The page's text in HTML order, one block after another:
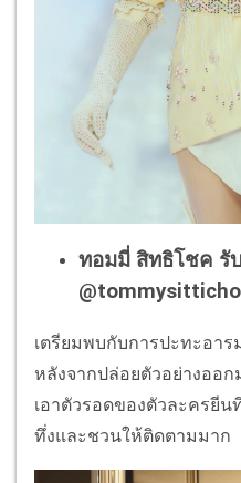
ทอมมี่ สิทธิโชค รั
เตรียมพบกับการปะทะอา
หลังจากปล่อยตัวอย่างออ
เอาตัวรอดของตัวละครยี
ทึ่งและชวนให้ติดตามมาก